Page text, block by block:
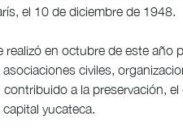
el 10 de diciembre de 1948.
realizó en octubre de este año
civiles,
a la preservación,
yucateca.